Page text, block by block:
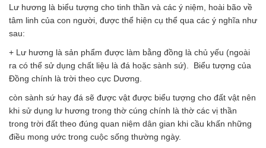
Lư hương là biểu tượng cho tinh thần và các ý niệm, hoài bão về
tâm linh của con người, được thể hiện cụ thể qua các ý nghĩa như
sau:
+ Lư hương là sản phẩm được làm bằng đồng là chủ yếu (ngoài
ra có thể sử dụng chất liệu là đá hoặc sành sứ). Biểu tượng của
Đồng chính là trời theo cực Dương.
còn sành sứ hay đá sẽ được vật được biểu tượng cho đất vật nên
khi sử dụng lư hương trong thờ cúng chính là thờ các vị thần
trong trời đất theo đúng quan niệm dân gian khi cầu khấn những
điều mong ước trong cuộc sống thường ngày.